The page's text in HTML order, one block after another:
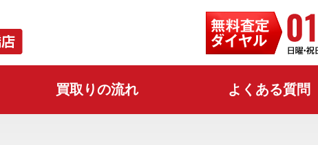
買取りの流れ よくある質問